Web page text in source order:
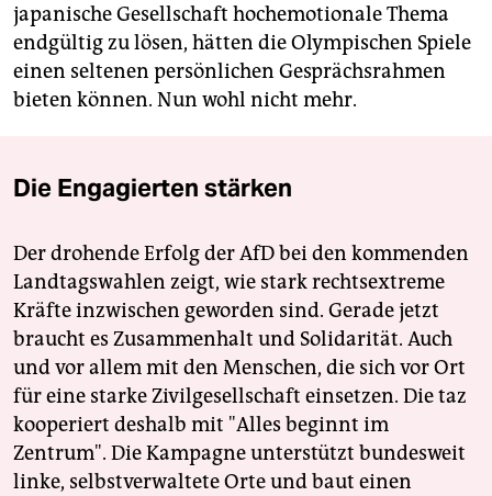
japanische Gesellschaft hochemotionale Thema
endgültig zu lösen, hätten die Olympischen Spiele
einen seltenen persönlichen Gesprächsrahmen
bieten können. Nun wohl nicht mehr.
Die Engagierten stärken
Der drohende Erfolg der AfD bei den kommenden
Landtagswahlen zeigt, wie stark rechtsextreme
Kräfte inzwischen geworden sind. Gerade jetzt
braucht es Zusammenhalt und Solidarität. Auch
und vor allem mit den Menschen, die sich vor Ort
für eine starke Zivilgesellschaft einsetzen. Die taz
kooperiert deshalb mit "Alles beginnt im
Zentrum". Die Kampagne unterstützt bundesweit
linke, selbstverwaltete Orte und baut einen